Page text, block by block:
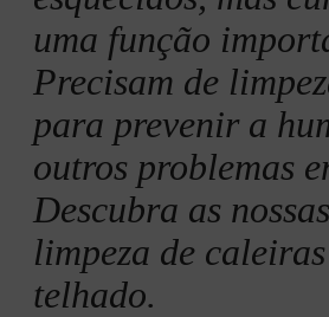
uma função
Precisam de
para prevenir a
outros problemas
Descubra as
limpeza de
telhado.